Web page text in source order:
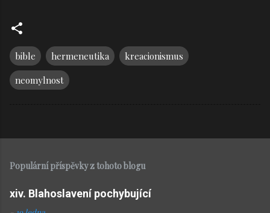
bible hermeneutika
kreacionismus
neomylnost
Populární příspěvky z tohoto blogu
xiv. Blahoslavení pochybující